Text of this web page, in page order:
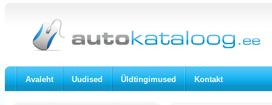
Avaleht Uudised Üldtingimused Kontakt